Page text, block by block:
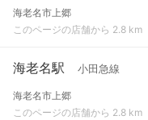
海老名市上郷
このページの店舗から 2.8 km
海老名駅 小田急線
海老名市上郷
このページの店舗から 2.8 km